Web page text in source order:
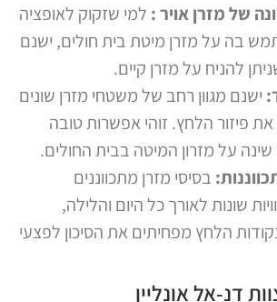
של מזרן אויר :למי שזקוק לאופציה
בה על מזרן מיטת בית חולים, ישנם
להניח על מזרן קיים.
מגוון רחב של משטחי מזרן שונים
פיזור הלחץ. זוהי אפשרות טובה
על מזרון המיטה בבית החולים.
בסיסי מזרן מתכווננים
שונות לאורך כל היום והלילה,
הלחץ מפחיתים את הסיכון לפצעי
דנ-אל אונליין